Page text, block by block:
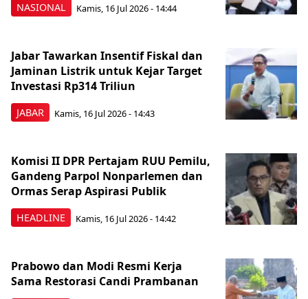
NASIONAL Kamis, 16 Jul 2026 - 14:44
JABAR
Jabar Tawarkan Insentif Fiskal dan
Jaminan Listrik untuk Kejar Target
Investasi Rp314 Triliun
Kamis, 16 Jul 2026 - 14:43
HEADLINE
Komisi II DPR Pertajam RUU Pemilu,
Gandeng Parpol Nonparlemen dan
Ormas Serap Aspirasi Publik
Kamis, 16 Jul 2026 - 14:42
Prabowo dan Modi Resmi Kerja
Sama Restorasi Candi Prambanan